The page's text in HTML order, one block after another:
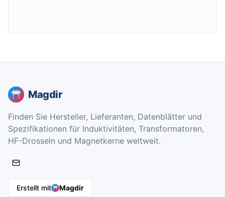
Magdir
Finden Sie Hersteller, Lieferanten, Datenblätter und
Spezifikationen für Induktivitäten, Transformatoren,
HF-Drosseln und Magnetkerne weltweit.
Erstellt mit Magdir